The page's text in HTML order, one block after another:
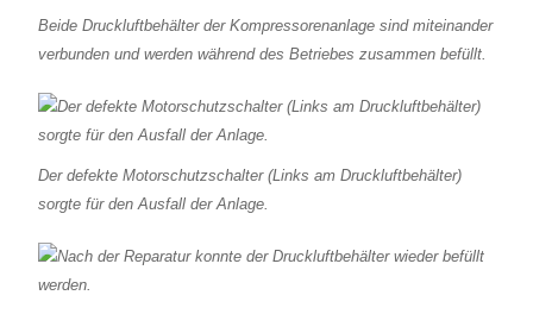
Beide Druckluftbehälter der Kompressorenanlage sind miteinander
verbunden und werden während des Betriebes zusammen befüllt.
Der defekte Motorschutzschalter (Links am Druckluftbehälter)
sorgte für den Ausfall der Anlage.